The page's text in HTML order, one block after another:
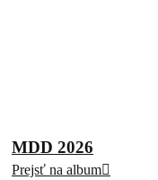
MDD 2026
Prejsť na album